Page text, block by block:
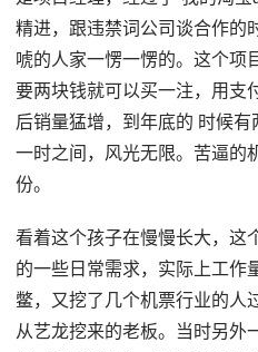
精进，跟违禁词公司谈合作的
唬的人家一愣一愣的。这个项
要两块钱就可以买一注，用支
后销量猛增，到年底的 时候有
一时之间，风光无限。苦逼的
份。
看着这个孩子在慢慢长大，这
的一些日常需求，实际上工作
鳖，又挖了几个机票行业的人
从艺龙挖来的老板。当时另外